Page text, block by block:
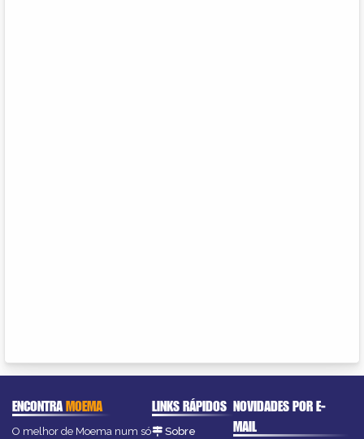
ENCONTRAMOEMA
O melhor de Moema num só
LINKS RÁPIDOS
Sobre
NOVIDADES POR E-
MAIL